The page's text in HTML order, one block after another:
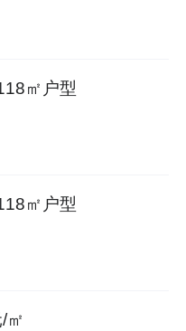
㎡户型
㎡户型
㎡